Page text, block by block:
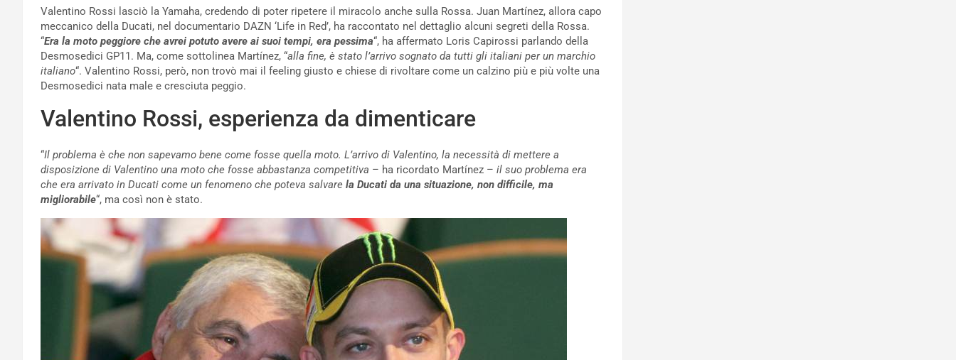
Valentino Rossi lasciò la Yamaha, credendo di poter ripetere il miracolo anche sulla Rossa. Juan Martínez, allora capo
meccanico della Ducati, nel documentario DAZN ‘Life in Red’, ha raccontato nel dettaglio alcuni segreti della Rossa.
“Era la moto peggiore che avrei potuto avere ai suoi tempi, era pessima“, ha affermato Loris Capirossi parlando della
Desmosedici GP11. Ma, come sottolinea Martínez, “alla fine, è stato l’arrivo sognato da tutti gli italiani per un marchio
italiano“. Valentino Rossi, però, non trovò mai il feeling giusto e chiese di rivoltare come un calzino più e più volte una
Desmosedici nata male e cresciuta peggio.
Valentino Rossi, esperienza da dimenticare
“Il problema è che non sapevamo bene come fosse quella moto. L’arrivo di Valentino, la necessità di mettere a
disposizione di Valentino una moto che fosse abbastanza competitiva – ha ricordato Martínez – il suo problema era
che era arrivato in Ducati come un fenomeno che poteva salvare la Ducati da una situazione, non difficile, ma
migliorabile“, ma così non è stato.